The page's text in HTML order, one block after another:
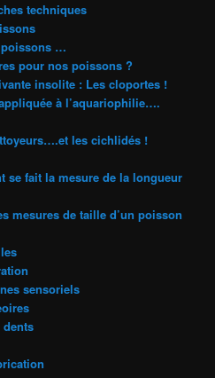
techniques
…
pour nos poissons ?
insolite : Les cloportes !
à l’aquariophilie….
les cichlidés !
se fait la mesure de la longueur
mesures de taille d’un poisson
sensoriels
dents